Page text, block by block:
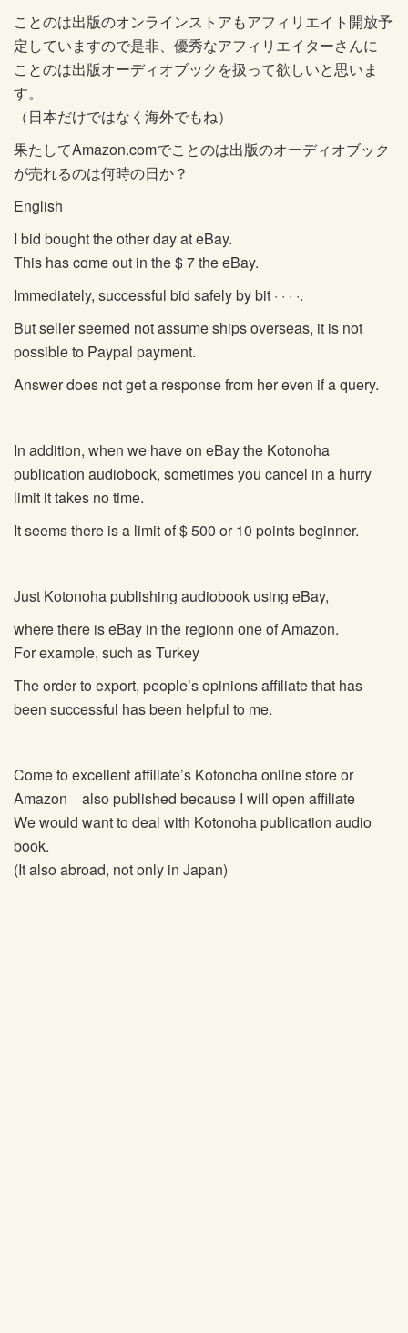
ことのは出版のオンラインストアもアフィリエイト開放予
定していますので是非、優秀なアフィリエイターさんに
ことのは出版オーディオブックを扱って欲しいと思いま
す。
（日本だけではなく海外でもね）
果たしてAmazon.comでことのは出版のオーディオブック
が売れるのは何時の日か？
English
I bid bought the other day at eBay.
This has come out in the $ 7 the eBay.
Immediately, successful bid safely by bit · · · ·.
But seller seemed not assume ships overseas, it is not
possible to Paypal payment.
Answer does not get a response from her even if a query.
In addition, when we have on eBay the Kotonoha
publication audiobook, sometimes you cancel in a hurry
limit it takes no time.
It seems there is a limit of $ 500 or 10 points beginner.
Just Kotonoha publishing audiobook using eBay,
where there is eBay in the regionn one of Amazon.
For example, such as Turkey
The order to export, people’s opinions affiliate that has
been successful has been helpful to me.
Come to excellent affiliate’s Kotonoha online store or
Amazon also published because I will open affiliate
We would want to deal with Kotonoha publication audio
book.
(It also abroad, not only in Japan)